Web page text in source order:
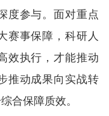
度参与。面对重点
赛事保障，科研人
效执行，才能推动
推动成果向实战转
合保障质效。